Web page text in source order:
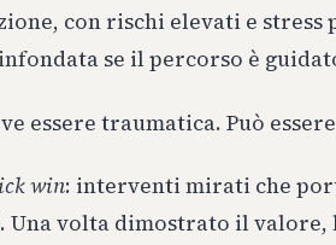
con rischi elevati e stress
se il percorso è
essere traumatica. Può
win: interventi mirati che
volta dimostrato il valore,